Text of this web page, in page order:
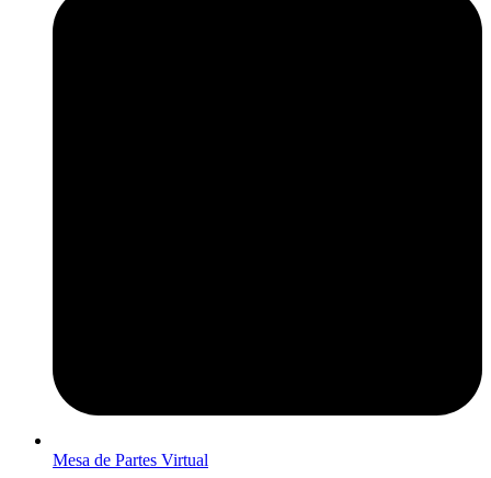
Mesa de Partes Virtual